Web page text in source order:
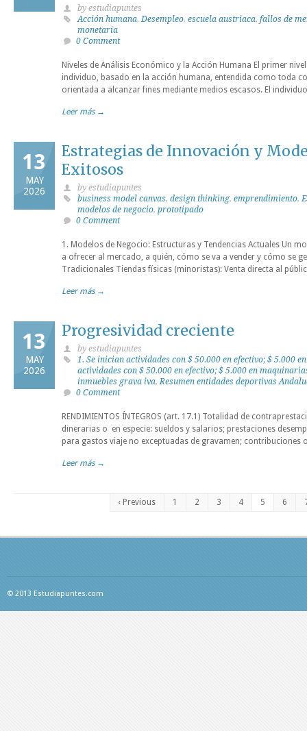
by estudiapuntes
Acción humana,Desempleo, escuela austriaca, fallos de
monetaria
0 Comment
Niveles de Análisis Económico y la Acción Humana El primer
individuo, basado en la acción humana, entendida como toda
orientada a alcanzar fines mediante medios escasos. El
Leer más →
13
MAY
2026
Estrategias de Innovación y
Exitosos
by estudiapuntes
business model canvas, design thinking, emprendimiento,
modelos de negocio, prototipado
0 Comment
1. Modelos de Negocio: Estructuras y Tendencias Actuales Un
a ofrecer al mercado, a quién, cómo se va a vender y cómo se
Tradicionales Tiendas físicas (minoristas): Venta directa al
Leer más →
13
MAY
2026
Progresividad creciente
by estudiapuntes
1. Se inician actividades con $ 50.000 en efectivo; $ 5.000
actividades con $ 50.000 en efectivo; $ 5.000 en
inmuebles grava iva,Resumen entidades deportivas
0 Comment
RENDIMIENTOS ÍNTEGROS (art. 17.1) Totalidad de
dinerarias o en especie: sueldos y salarios; prestaciones
para gastos viaje no exceptuadas de gravamen; contribuciones
Leer más →
‹ Previous 1 2 3 4 5 6
© 2013 Estudiapuntes.com